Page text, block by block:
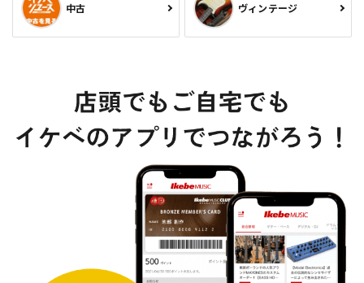
中古 ヴィンテージ